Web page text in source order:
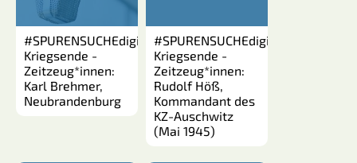
#SPURENSUCHEdigital:
Kriegsende -
Zeitzeug*innen:
Karl Brehmer,
Neubrandenburg
#SPURENSUCHEdigital:
Kriegsende -
Zeitzeug*innen:
Rudolf Höß,
Kommandant des
KZ-Auschwitz
(Mai 1945)